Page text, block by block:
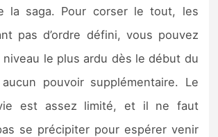
la saga. Pour corser le tout, les
pas d’ordre défini, vous pouvez
le plus ardu dès le début du
pouvoir supplémentaire. Le
est assez limité, et il ne faut
se précipiter pour espérer venir